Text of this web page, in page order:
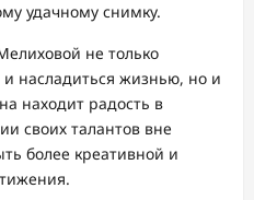
удачному снимку.
не только
и насладиться жизнью, но и
находит радость в
своих талантов вне
более креативной и